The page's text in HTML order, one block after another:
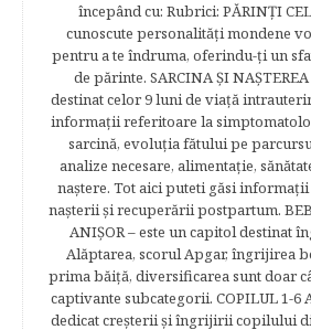
începând cu: Rubrici: PĂRINŢI
cunoscute personalităţi mondene
pentru a te îndruma, oferindu-ţi un
de părinte. SARCINA ŞI
destinat celor 9 luni de viaţă
informaţii referitoare la
sarcină, evoluţia fătului pe
analize necesare, alimentaţie,
naştere. Tot aici puteti găsi
naşterii şi recuperării postpartum.
ANIŞOR – este un capitol destinat
Alăptarea, scorul Apgar, îngrijirea
prima băiţă, diversificarea sunt doar
captivante subcategorii. COPILUL 1-6
dedicat creşterii şi îngrijirii copilului